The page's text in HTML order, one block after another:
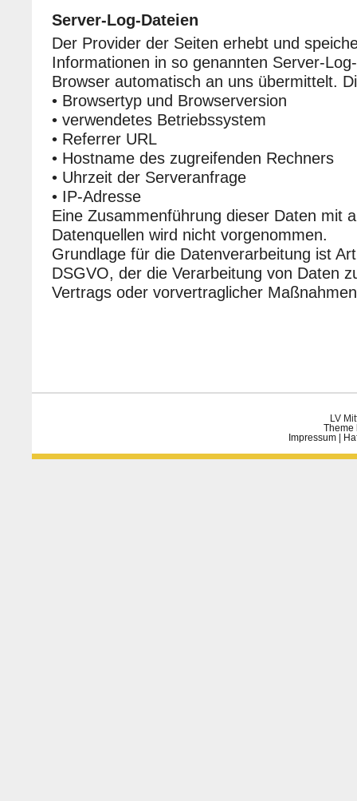
Server-Log-Dateien
Der Provider der Seiten erhebt und
Informationen in so genannten Server-
Browser automatisch an uns übermittelt.
• Browsertyp und Browserversion
• verwendetes Betriebssystem
• Referrer URL
• Hostname des zugreifenden Rechners
• Uhrzeit der Serveranfrage
• IP-Adresse
Eine Zusammenführung dieser Daten mit
Datenquellen wird nicht vorgenommen.
Grundlage für die Datenverarbeitung ist
DSGVO, der die Verarbeitung von Daten
Vertrags oder vorvertraglicher
LV
Theme
Impressum